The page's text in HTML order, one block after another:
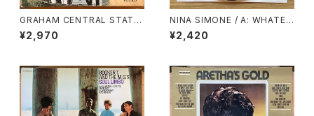
GRAHAM CENTRAL STATIO
N / RELEASE YOURSELF
¥2,970
NINA SIMONE / A: WHATEV
ER I AM (YOU MADE ME) /
B: WHY MUST YOUR LOVE
¥2,420